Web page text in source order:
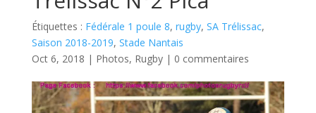
Étiquettes : Fédérale 1 poule 8, rugby, SA Trélissac,
Saison 2018-2019, Stade Nantais
Oct 6, 2018 | Photos, Rugby| 0 commentaires